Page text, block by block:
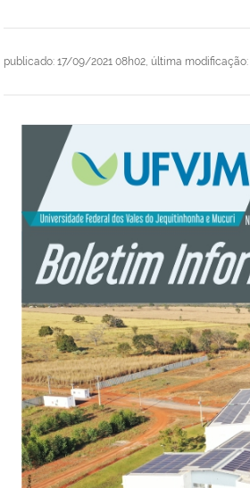
publicado: 17/09/2021 08h02, última modificação: